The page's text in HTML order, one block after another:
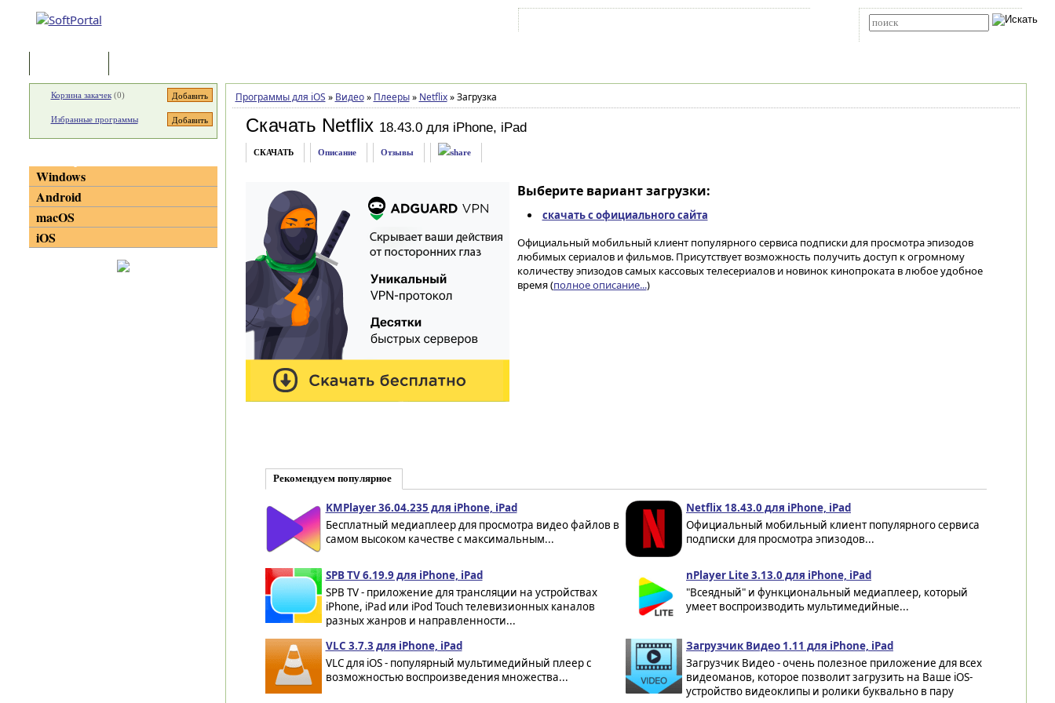
Программы для iOS » Видео » Плееры » Netflix »Загрузка
Скачать Netflix 18.43.0 для iPhone, iPad
СКАЧАТЬ Описание Отзывы
Выберите вариант загрузки:
скачать с официального сайта
Официальный мобильный клиент популярного сервиса подписки для просмотра эпизодов
любимых сериалов и фильмов. Присутствует возможность получить доступ к огромному
количеству эпизодов самых кассовых телесериалов и новинок кинопроката в любое удобное
время (полное описание...)
Рекомендуем популярное
KMPlayer 36.04.235 для iPhone, iPad
Бесплатный медиаплеер для просмотра видео файлов в
самом высоком качестве с максимальным...
Netflix 18.43.0 для iPhone, iPad
Официальный мобильный клиент популярного сервиса
подписки для просмотра эпизодов...
SPB TV 6.19.9 для iPhone, iPad
SPB TV - приложение для трансляции на устройствах
iPhone, iPad или iPod Touch телевизионных каналов
разных жанров и направленности...
nPlayer Lite 3.13.0 для iPhone, iPad
"Всеядный" и функциональный медиаплеер, который
умеет воспроизводить мультимедийные...
VLC 3.7.3 для iPhone, iPad
VLC для iOS - популярный мультимедийный плеер с
возможностью воспроизведения множества...
Загрузчик Видео 1.11 для iPhone, iPad
Загрузчик Видео - очень полезное приложение для всех
видеоманов, которое позволит загрузить на Ваше iOS-
устройство видеоклипы и ролики буквально в пару
Корзина закачек(0)
Избранные программы
Windows
Android
macOS
iOS